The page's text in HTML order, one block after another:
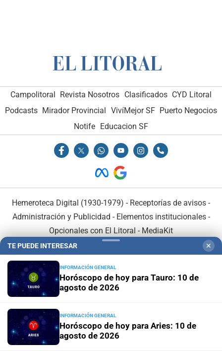
Campolitoral Revista Nosotros Clasificados CYD Litoral
Podcasts Mirador Provincial VivíMejor SF Puerto Negocios
Notife Educacion SF
Hemeroteca Digital (1930-1979) - Receptorías de avisos -
Administración y Publicidad - Elementos institucionales-
Opcionales con El Litoral - MediaKit
En Asociación con:
TE PUEDE INTERESAR ✕
INFORMACIÓN GENERAL
Horóscopo de hoy para Tauro: 10 de
agosto de 2026
INFORMACIÓN GENERAL
Horóscopo de hoy para Aries: 10 de
agosto de 2026